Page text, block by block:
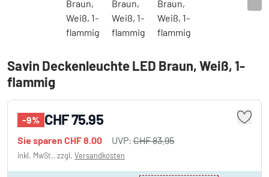
Savin Deckenleuchte LED Braun, Weiß, 1-
flammig
-9% CHF 75.95
Sie sparen CHF 8.00 UVP: CHF 83.95
inkl. MwSt., zzgl. Versandkosten